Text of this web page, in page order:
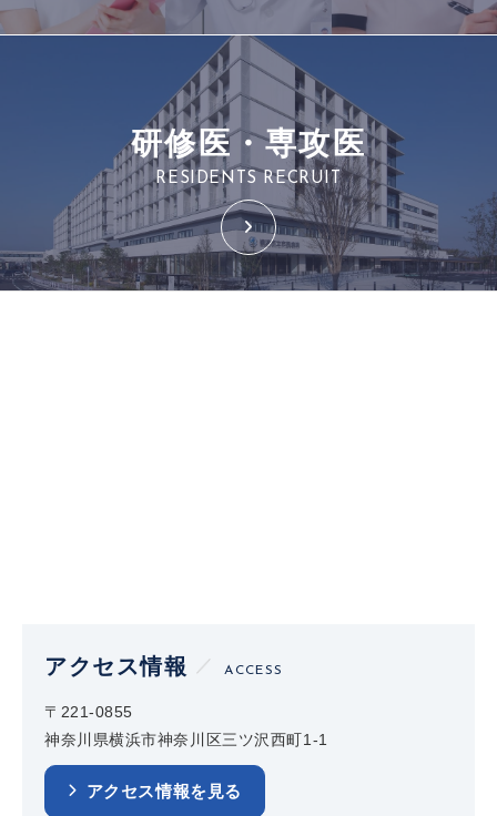
研修医・専攻医
RESIDENTS RECRUIT
アクセス情報 ACCESS
〒221-0855
神奈川県横浜市神奈川区三ツ沢西町1-1
アクセス情報を見る